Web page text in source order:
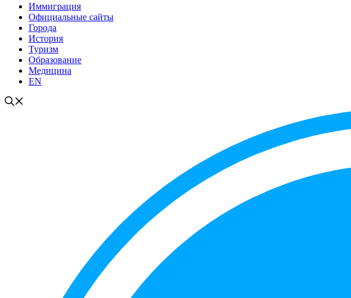
Иммиграция
Официальные сайты
Города
История
Туризм
Образование
Медицина
EN